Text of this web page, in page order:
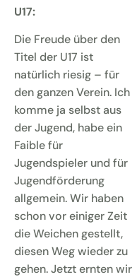
U17:
Die Freude über den
Titel der U17 ist
natürlich riesig – für
den ganzen Verein. Ich
komme ja selbst aus
der Jugend, habe ein
Faible für
Jugendspieler und für
Jugendförderung
allgemein. Wir haben
schon vor einiger Zeit
die Weichen gestellt,
diesen Weg wieder zu
gehen. Jetzt ernten wir